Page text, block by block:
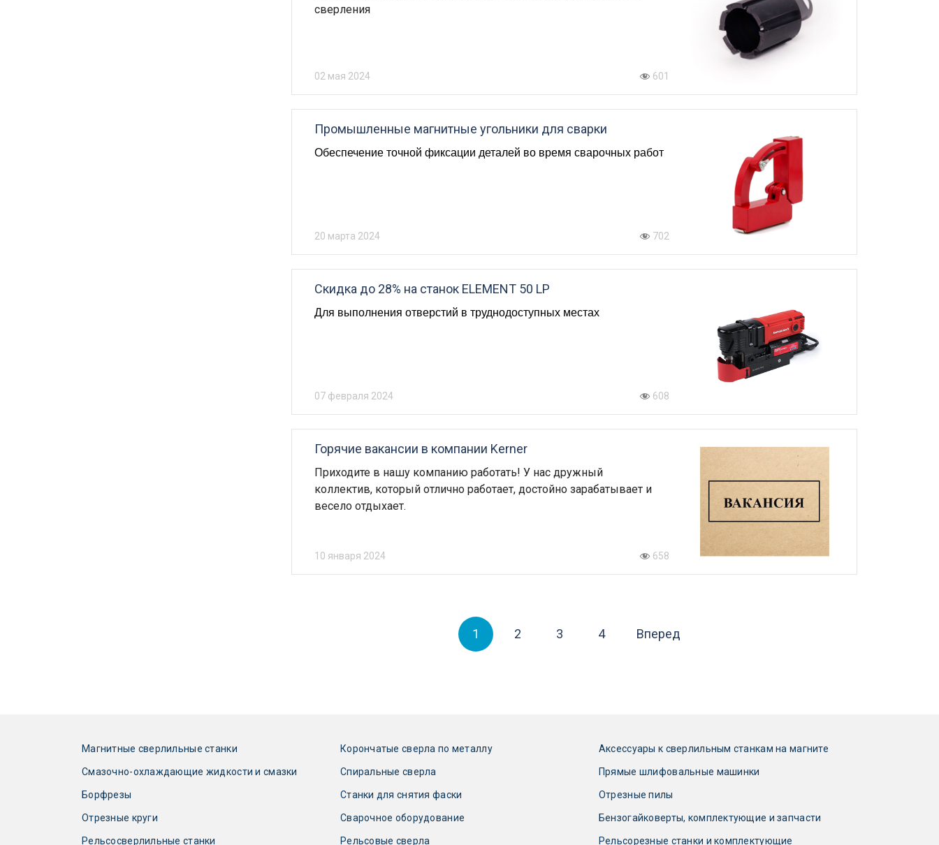
сверления
02 мая 2024 601
Промышленные магнитные угольники для сварки
Обеспечение точной фиксации деталей во время сварочных работ
20 марта 2024 702
Скидка до 28% на станок ELEMENT 50 LP
Для выполнения отверстий в труднодоступных местах
07 февраля 2024 608
Горячие вакансии в компании Kerner
Приходите в нашу компанию работать! У нас дружный
коллектив, который отлично работает, достойно зарабатывает и
весело отдыхает.
10 января 2024 658
1 2 3 4 Вперед
Магнитные сверлильные станки Корончатые сверла по металлу Аксессуары к сверлильным станкам на магните
Смазочно-охлаждающие жидкости и смазки Спиральные сверла Прямые шлифовальные машинки
Борфрезы Станки для снятия фаски Отрезные пилы
Отрезные круги Сварочное оборудование Бензогайковерты, комплектующие и запчасти
Рельсосверлильные станки Рельсовые сверла Рельсорезные станки и комплектующие